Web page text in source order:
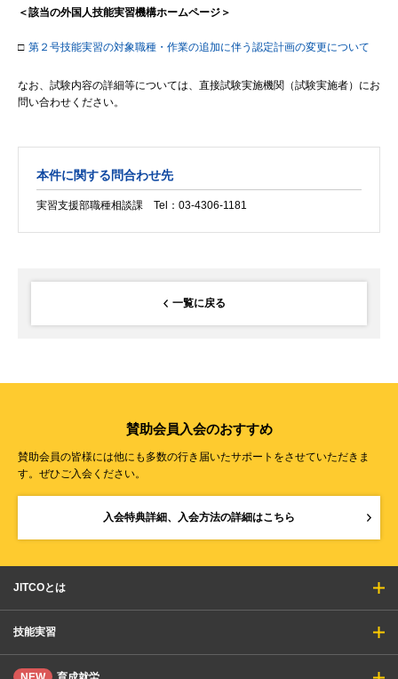
＜該当の外国人技能実習機構ホームページ＞
□ 第２号技能実習の対象職種・作業の追加に伴う認定計画の変更について
なお、試験内容の詳細等については、直接試験実施機関（試験実施者）にお
問い合わせください。
本件に関する問合わせ先
実習支援部職種相談課 Tel：03-4306-1181
一覧に戻る
賛助会員入会のおすすめ
賛助会員の皆様には他にも多数の行き届いたサポートをさせていただきま
す。ぜひご入会ください。
入会特典詳細、入会方法の詳細はこちら
JITCOとは
技能実習